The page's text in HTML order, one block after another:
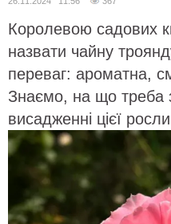
Королевою садових
назвати чайну
переваг: ароматна,
Знаємо, на що треба
висадженні цієї